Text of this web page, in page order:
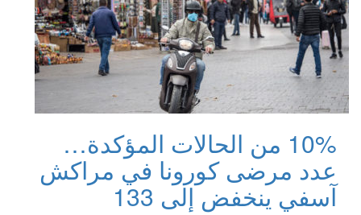
10% من الحالات المؤكدة…
عدد مرضى كورونا في مراكش
آسفي ينخفض إلى 133